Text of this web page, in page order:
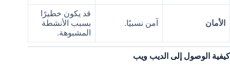
الأمان آمن نسبيًا.
قد يكون خطيرًا
بسبب الأنشطة
المشبوهة.
كيفية الوصول إلى الديب ويب